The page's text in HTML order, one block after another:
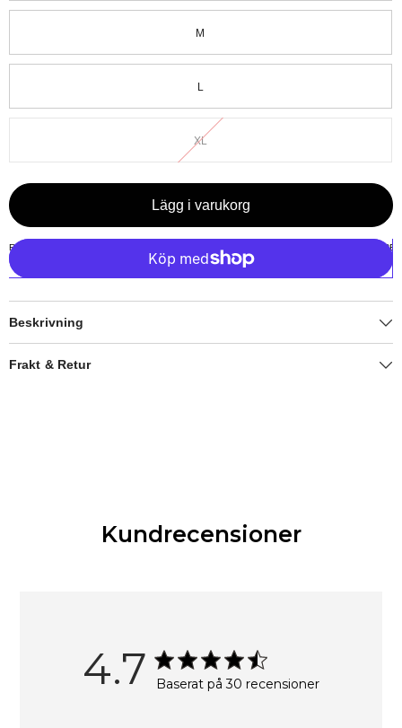
M
L
XL
Lägg i varukorg
Beskrivning
Frakt & Retur
Kundrecensioner
4.7 Baserat på 30 recensioner